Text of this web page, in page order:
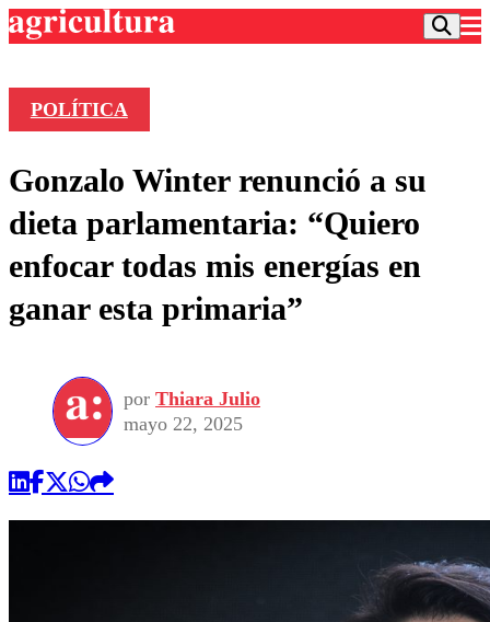
Frecuencias
Agricultura TV
Deportes
Colo Colo
Motor
Torneo Internacional
Torneo Nacional
Entretención
Noticias
Internacional
Nacional
Vida Social
Programas
Comercial
POLÍTICA
Gonzalo Winter renunció a su
dieta parlamentaria: “Quiero
enfocar todas mis energías en
ganar esta primaria”
por Thiara Julio
mayo 22, 2025